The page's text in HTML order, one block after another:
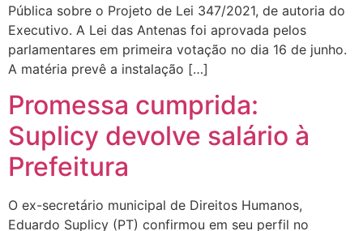
Pública sobre o Projeto de Lei 347/2021, de autoria do
Executivo. A Lei das Antenas foi aprovada pelos
parlamentares em primeira votação no dia 16 de junho.
A matéria prevê a instalação […]
Promessa cumprida:
Suplicy devolve salário à
Prefeitura
O ex-secretário municipal de Direitos Humanos,
Eduardo Suplicy (PT) confirmou em seu perfil no